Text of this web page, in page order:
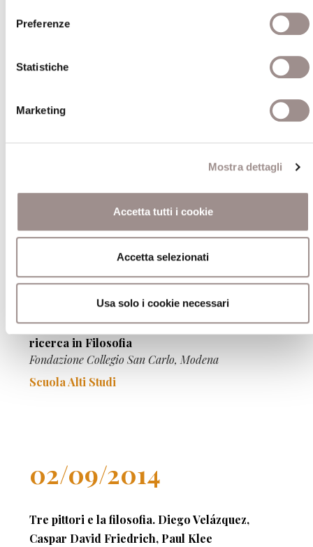
Preferenze
Statistiche
Marketing
Mostra dettagli
Accetta tutti i cookie
Accetta selezionati
Usa solo i cookie necessari
20/06/2014
intellettuale (II)
02/09/2014
XXIII Convegno nazionale dei dottorati di
ricerca in Filosofia
Fondazione Collegio San Carlo, Modena
Scuola Alti Studi
02/09/2014
Tre pittori e la filosofia. Diego Velázquez,
Caspar David Friedrich, Paul Klee